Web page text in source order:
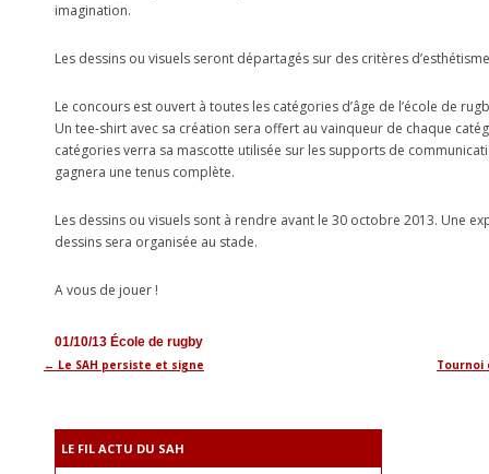
imagination.
Les dessins ou visuels seront départagés sur des critères
Le concours est ouvert à toutes les catégories d’âge de l’école de
Un tee-shirt avec sa création sera offert au vainqueur de chaque
catégories verra sa mascotte utilisée sur les supports de
gagnera une tenus complète.
Les dessins ou visuels sont à rendre avant le 30 octobre 2013. Une
dessins sera organisée au stade.
A vous de jouer !
01/10/13 École de rugby
Navigation
articles
← Le SAH persiste et signe Tournoi
LE FIL ACTU DU SAH